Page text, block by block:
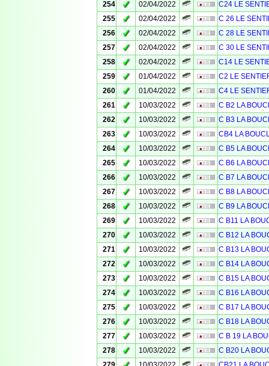
254
✓ 02/04/2022
C24 LE
255
✓ 02/04/2022
C 26 LE
256
✓ 02/04/2022
C 28 LE
257
✓ 02/04/2022
C 30 LE
258
✓ 02/04/2022
C14 LE
259
✓ 01/04/2022
C2 LE
260
✓ 01/04/2022
C4 LE
261
✓ 10/03/2022
C B2 LA
262
✓ 10/03/2022
C B3 LA
263
✓ 10/03/2022
CB4 LA
264
✓ 10/03/2022
C B5 LA
265
✓ 10/03/2022
C B6 LA
266
✓ 10/03/2022
C B7 LA
267
✓ 10/03/2022
C B8 LA
268
✓ 10/03/2022
C B9 LA
269
✓ 10/03/2022
C B11 LA
270
✓ 10/03/2022
C B12 LA
271
✓ 10/03/2022
C B13 LA
272
✓ 10/03/2022
C B14 LA
273
✓ 10/03/2022
C B15 LA
274
✓ 10/03/2022
C B16 LA
275
✓ 10/03/2022
C B17 LA
276
✓ 10/03/2022
C B18 LA
277
✓ 10/03/2022
C B 19 LA
278
✓ 10/03/2022
C B20 LA